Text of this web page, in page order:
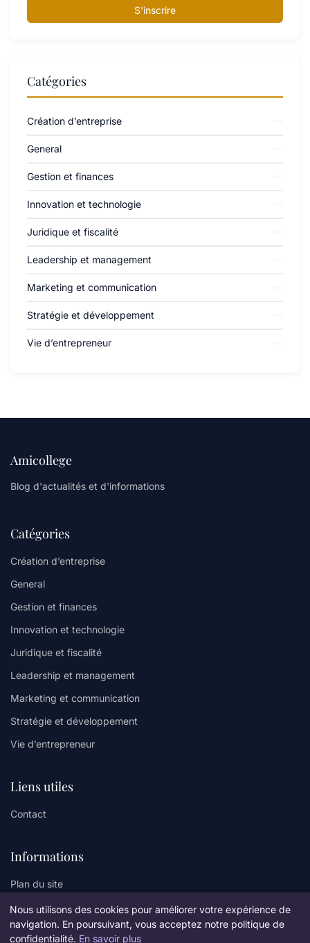
S'inscrire
Catégories
Création d’entreprise
General
Gestion et finances
Innovation et technologie
Juridique et fiscalité
Leadership et management
Marketing et communication
Stratégie et développement
Vie d’entrepreneur
Amicollege
Blog d'actualités et d'informations
Catégories
Création d’entreprise
General
Gestion et finances
Innovation et technologie
Juridique et fiscalité
Leadership et management
Marketing et communication
Stratégie et développement
Vie d’entrepreneur
Liens utiles
Contact
Informations
Plan du site
Nous utilisons des cookies pour améliorer votre expérience de
navigation. En poursuivant, vous acceptez notre politique de
confidentialité. En savoir plus